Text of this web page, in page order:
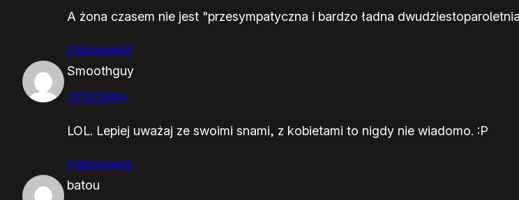
A żona czasem nie jest "przesympatyczna i bardzo ładna
Odpowiedz
Smoothguy
11/12/2004
LOL. Lepiej uważaj ze swoimi snami, z kobietami to nigdy nie wiadomo. :P
Odpowiedz
batou